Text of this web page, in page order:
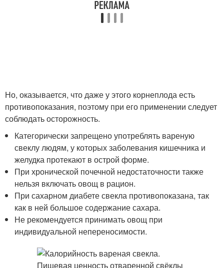
Но, оказывается, что даже у этого корнеплода есть
противопоказания, поэтому при его применении следует
соблюдать осторожность.
Категорически запрещено употреблять вареную
свеклу людям, у которых заболевания кишечника и
желудка протекают в острой форме.
При хронической почечной недостаточности также
нельзя включать овощ в рацион.
При сахарном диабете свекла противопоказана, так
как в ней большое содержание сахара.
Не рекомендуется принимать овощ при
индивидуальной непереносимости.